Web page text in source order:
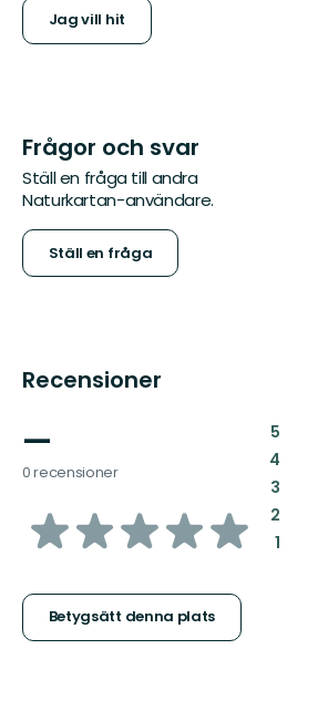
Jag vill hit
Frågor och svar
Ställ en fråga till andra
Naturkartan-användare.
Ställ en fråga
Recensioner
—
0 recensioner
av
stjärnor
Betygsätt denna plats
5:
4:
3:
2:
1: